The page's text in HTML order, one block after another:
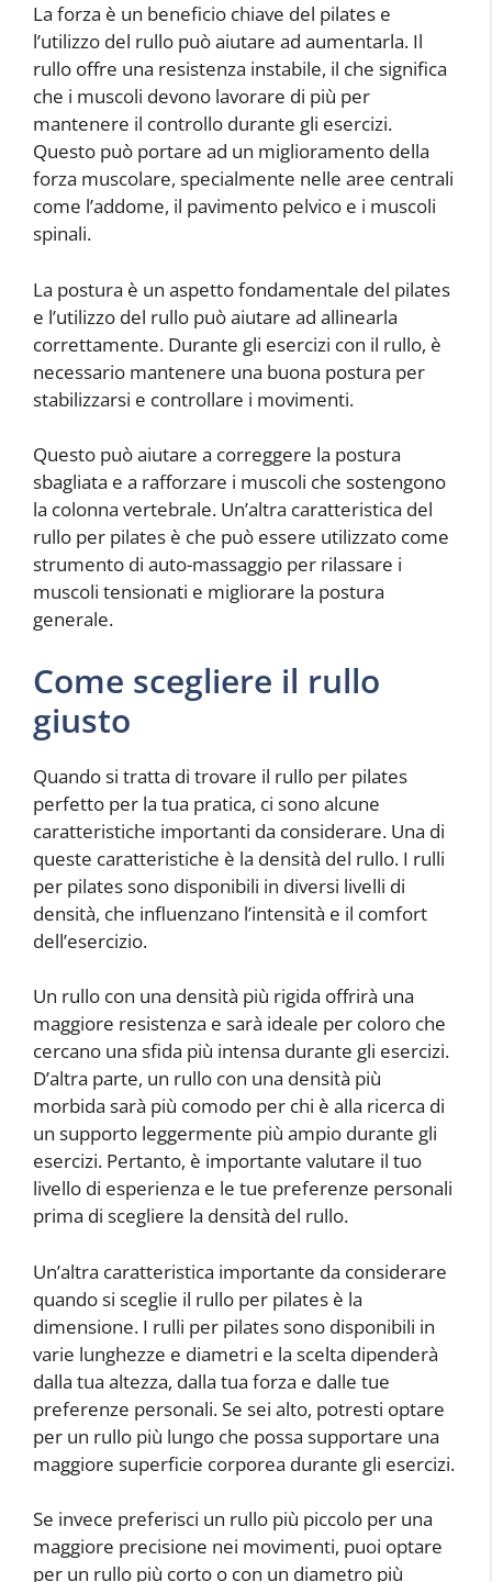
La forza è un beneficio chiave del pilates e
l’utilizzo del rullo può aiutare ad aumentarla. Il
rullo offre una resistenza instabile, il che significa
che i muscoli devono lavorare di più per
mantenere il controllo durante gli esercizi.
Questo può portare ad un miglioramento della
forza muscolare, specialmente nelle aree centrali
come l’addome, il pavimento pelvico e i muscoli
spinali.
La postura è un aspetto fondamentale del pilates
e l’utilizzo del rullo può aiutare ad allinearla
correttamente. Durante gli esercizi con il rullo, è
necessario mantenere una buona postura per
stabilizzarsi e controllare i movimenti.
Questo può aiutare a correggere la postura
sbagliata e a rafforzare i muscoli che sostengono
la colonna vertebrale. Un’altra caratteristica del
rullo per pilates è che può essere utilizzato come
strumento di auto-massaggio per rilassare i
muscoli tensionati e migliorare la postura
generale.
Come scegliere il rullo
giusto
Quando si tratta di trovare il rullo per pilates
perfetto per la tua pratica, ci sono alcune
caratteristiche importanti da considerare. Una di
queste caratteristiche è la densità del rullo. I rulli
per pilates sono disponibili in diversi livelli di
densità, che influenzano l’intensità e il comfort
dell’esercizio.
Un rullo con una densità più rigida offrirà una
maggiore resistenza e sarà ideale per coloro che
cercano una sfida più intensa durante gli esercizi.
D’altra parte, un rullo con una densità più
morbida sarà più comodo per chi è alla ricerca di
un supporto leggermente più ampio durante gli
esercizi. Pertanto, è importante valutare il tuo
livello di esperienza e le tue preferenze personali
prima di scegliere la densità del rullo.
Un’altra caratteristica importante da considerare
quando si sceglie il rullo per pilates è la
dimensione. I rulli per pilates sono disponibili in
varie lunghezze e diametri e la scelta dipenderà
dalla tua altezza, dalla tua forza e dalle tue
preferenze personali. Se sei alto, potresti optare
per un rullo più lungo che possa supportare una
maggiore superficie corporea durante gli esercizi.
Se invece preferisci un rullo più piccolo per una
maggiore precisione nei movimenti, puoi optare
per un rullo più corto o con un diametro più